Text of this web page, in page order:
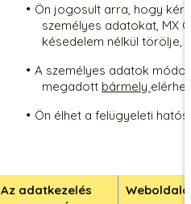
Ön jogosult arra, hogy
személyes adatokat, MX
késedelem nélkül törölje,
A személyes adatok
megadott bármely
Ön élhet a felügyeleti
Az adatkezelés